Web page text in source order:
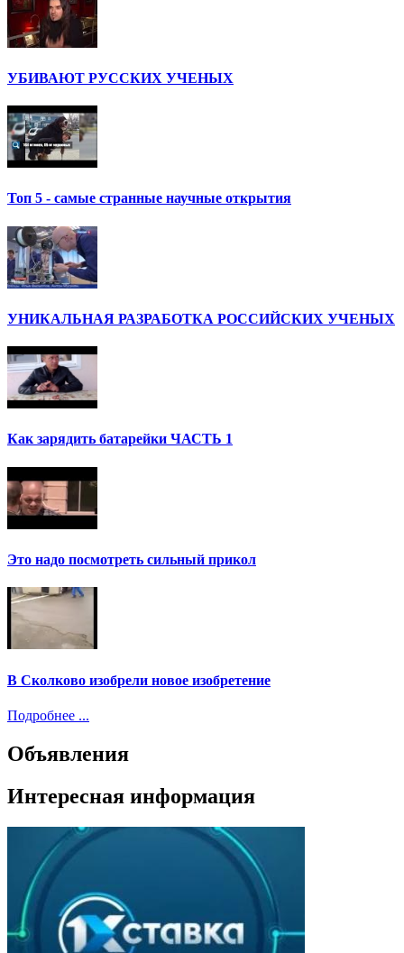
УБИВАЮТ РУССКИХ УЧЕНЫХ
Топ 5 - самые странные научные открытия
УНИКАЛЬНАЯ РАЗРАБОТКА РОССИЙСКИХ УЧЕНЫХ
Как зарядить батарейки ЧАСТЬ 1
Это надо посмотреть сильный прикол
В Сколково изобрели новое изобретение
Подробнее ...
Объявления
Интересная информация